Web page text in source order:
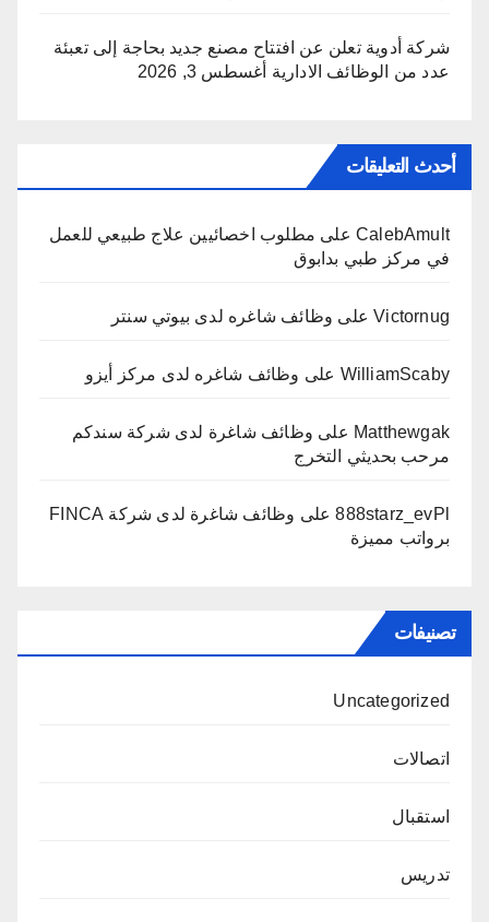
شركة أدوية تعلن عن افتتاح مصنع جديد بحاجة إلى تعبئة
عدد من الوظائف الادارية أغسطس 3, 2026
أحدث التعليقات
CalebAmult على مطلوب اخصائيين علاج طبيعي للعمل
في مركز طبي بدابوق
Victornugعلى وظائف شاغره لدى بيوتي سنتر
WilliamScaby على وظائف شاغره لدى مركز أيزو
Matthewgak على وظائف شاغرة لدى شركة سندكم
مرحب بحديثي التخرج
888starz_evPlعلى
وظائف شاغرة لدى شركة FINCA
برواتب مميزة
تصنيفات
Uncategorized
اتصالات
استقبال
تدريس